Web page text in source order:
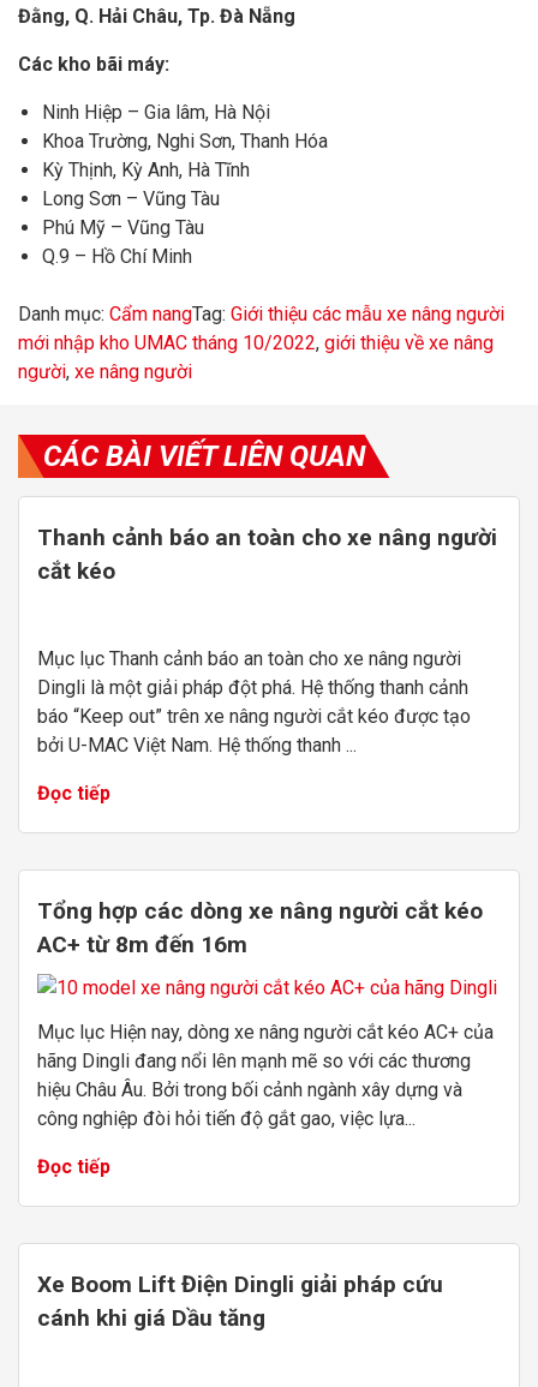
Đằng, Q. Hải Châu, Tp. Đà Nẵng
Các kho bãi máy:
Ninh Hiệp – Gia lâm, Hà Nội
Khoa Trường, Nghi Sơn, Thanh Hóa
Kỳ Thịnh, Kỳ Anh, Hà Tĩnh
Long Sơn – Vũng Tàu
Phú Mỹ – Vũng Tàu
Q.9 – Hồ Chí Minh
Danh mục: Cẩm nangTag: Giới thiệu các mẫu xe nâng người
mới nhập kho UMAC tháng 10/2022, giới thiệu về xe nâng
người, xe nâng người
CÁC BÀI VIẾT LIÊN QUAN
Thanh cảnh báo an toàn cho xe nâng người
cắt kéo
Mục lục Thanh cảnh báo an toàn cho xe nâng người
Dingli là một giải pháp đột phá. Hệ thống thanh cảnh
báo “Keep out” trên xe nâng người cắt kéo được tạo
bởi U-MAC Việt Nam. Hệ thống thanh ...
Đọc tiếp
Tổng hợp các dòng xe nâng người cắt kéo
AC+ từ 8m đến 16m
Mục lục Hiện nay, dòng xe nâng người cắt kéo AC+ của
hãng Dingli đang nổi lên mạnh mẽ so với các thương
hiệu Châu Âu. Bởi trong bối cảnh ngành xây dựng và
công nghiệp đòi hỏi tiến độ gắt gao, việc lựa...
Đọc tiếp
Xe Boom Lift Điện Dingli giải pháp cứu
cánh khi giá Dầu tăng